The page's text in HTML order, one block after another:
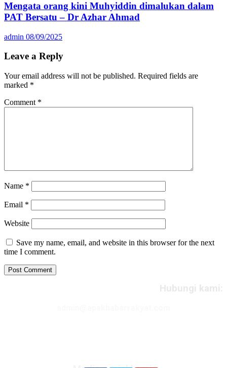
Mengata orang kini Muhyiddin dimalukan dalam
PAT Bersatu – Dr Azhar Ahmad
admin 08/09/2025
Leave a Reply
Your email address will not be published. Required fields are
marked *
Comment *
Name *
Email *
Website
Save my name, email, and website in this browser for the next
time I comment.